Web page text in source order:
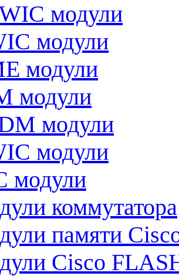
модули
модули
модули
модули
модули
модули
модули
коммутатора
памяти
Cisco